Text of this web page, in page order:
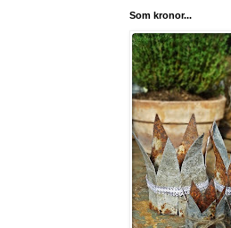
Som kronor...